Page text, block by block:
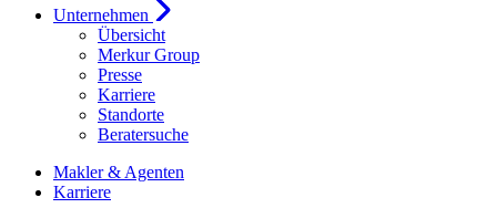
Unternehmen
Übersicht
Merkur Group
Presse
Karriere
Standorte
Beratersuche
Makler & Agenten
Karriere